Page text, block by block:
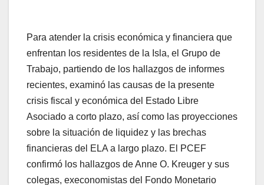
Para atender la crisis económica y financiera que
enfrentan los residentes de la Isla, el Grupo de
Trabajo, partiendo de los hallazgos de informes
recientes, examinó las causas de la presente
crisis fiscal y económica del Estado Libre
Asociado a corto plazo, así como las proyecciones
sobre la situación de liquidez y las brechas
financieras del ELA a largo plazo. El PCEF
confirmó los hallazgos de Anne O. Kreuger y sus
colegas, execonomistas del Fondo Monetario